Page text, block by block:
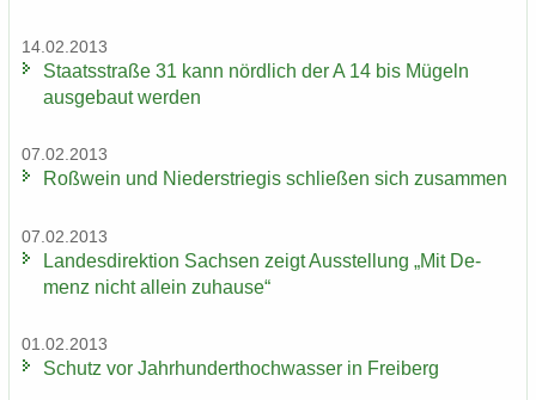
14.02.2013
Staats­stra­ße 31 kann nörd­lich der A 14 bis Mü­geln
aus­ge­baut wer­den
07.02.2013
Roß­wein und Nie­der­s­trie­gis schlie­ßen sich zu­sam­men
07.02.2013
Lan­des­di­rek­ti­on Sach­sen zeigt Aus­stel­lung „Mit De­
menz nicht al­lein zu­hau­se“
01.02.2013
Schutz vor Jahr­hun­dert­hoch­was­ser in Frei­berg